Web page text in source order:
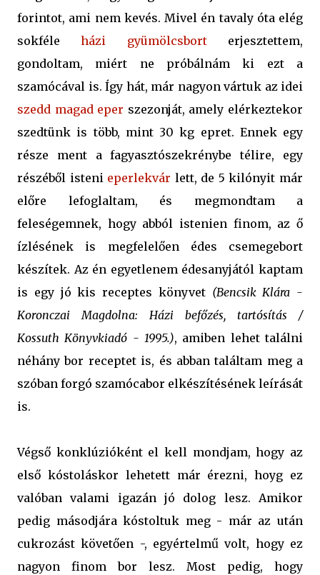
forintot, ami nem kevés. Mivel én tavaly óta elég
sokféleházi gyümölcsborterjesztettem,
gondoltam, miért ne próbálnám ki ezt a
szamócával is. Így hát, már nagyon vártuk az idei
szedd magad eper szezonját, amely elérkeztekor
szedtünk is több, mint 30 kg epret. Ennek egy
része ment a fagyasztószekrénybe télire, egy
részéből isteni eperlekvár lett, de 5 kilónyit már
előre lefoglaltam, és megmondtam a
feleségemnek, hogy abból istenien finom, az ő
ízlésének is megfelelően édes csemegebort
készítek. Az én egyetlenem édesanyjától kaptam
is egy jó kis receptes könyvet (Bencsik Klára -
Koronczai Magdolna: Házi befőzés, tartósítás /
Kossuth Könyvkiadó - 1995.), amiben lehet találni
néhány bor receptet is, és abban találtam meg a
szóban forgó szamócabor elkészítésének leírását
is.
Végső konklúzióként el kell mondjam, hogy az
első kóstoláskor lehetett már érezni, hoyg ez
valóban valami igazán jó dolog lesz. Amikor
pedig másodjára kóstoltuk meg - már az után
cukrozást követően -, egyértelmű volt, hogy ez
nagyon finom bor lesz. Most pedig, hogy